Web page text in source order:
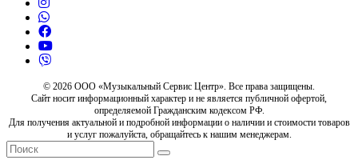
© 2026 ООО «Музыкальный Сервис Центр». Все права защищены.
Сайт носит информационный характер и не является публичной офертой,
определяемой Гражданским кодексом РФ.
Для получения актуальной и подробной информации о наличии и стоимости товаров
и услуг пожалуйста, обращайтесь к нашим менеджерам.